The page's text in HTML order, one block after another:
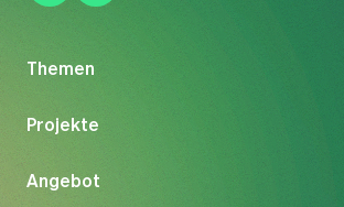
Themen
Projekte
Angebot